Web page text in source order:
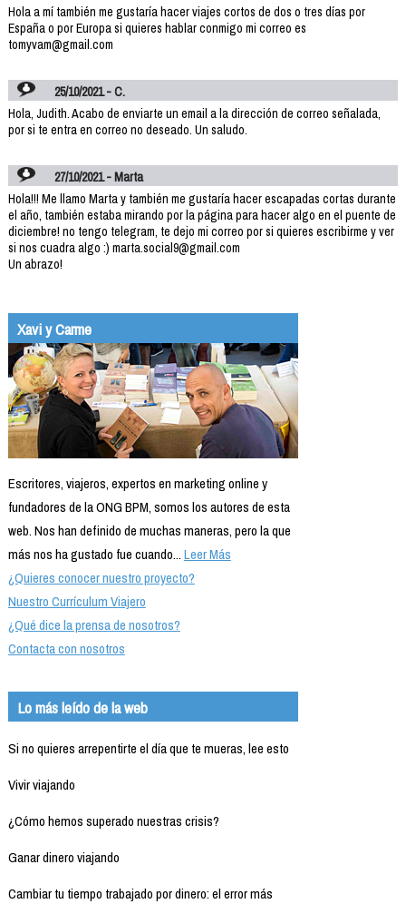
Hola a mí también me gustaría hacer viajes cortos de dos o tres días por
España o por Europa si quieres hablar conmigo mi correo es
tomyvam@gmail.com
25/10/2021 - C.
Hola, Judith. Acabo de enviarte un email a la dirección de correo señalada,
por si te entra en correo no deseado. Un saludo.
27/10/2021 - Marta
Hola!!! Me llamo Marta y también me gustaría hacer escapadas cortas durante
el año, también estaba mirando por la página para hacer algo en el puente de
diciembre! no tengo telegram, te dejo mi correo por si quieres escribirme y ver
si nos cuadra algo :) marta.social9@gmail.com
Un abrazo!
Xavi y Carme
Escritores, viajeros, expertos en marketing online y
fundadores de la ONG BPM, somos los autores de esta
web. Nos han definido de muchas maneras, pero la que
más nos ha gustado fue cuando...Leer Más
¿Quieres conocer nuestro proyecto?
Nuestro Currículum Viajero
¿Qué dice la prensa de nosotros?
Contacta con nosotros
Lo más leído de la web
Si no quieres arrepentirte el día que te mueras, lee esto
Vivir viajando
¿Cómo hemos superado nuestras crisis?
Ganar dinero viajando
Cambiar tu tiempo trabajado por dinero: el error más